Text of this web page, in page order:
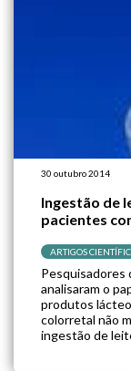
30 outubro 2014
Ingestão de
pacientes
ARTIGOS
Pesquisadores
analisaram o
produtos
colorretal não
ingestão de